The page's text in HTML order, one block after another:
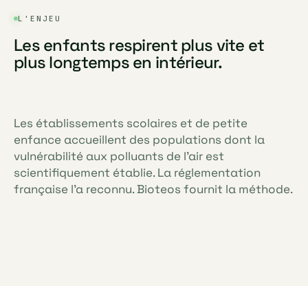
L'ENJEU
Les enfants respirent plus vite et
plus longtemps en intérieur.
Les établissements scolaires et de petite
enfance accueillent des populations dont la
vulnérabilité aux polluants de l'air est
scientifiquement établie. La réglementation
française l'a reconnu. Bioteos fournit la méthode.